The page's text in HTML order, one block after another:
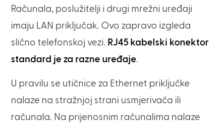
Računala, poslužitelji i drugi mrežni uređaji
imaju LAN priključak. Ovo zapravo izgleda
slično telefonskoj vezi. RJ45 kabelski konektor
standard je za razne uređaje.
U pravilu se utičnice za Ethernet priključke
nalaze na stražnjoj strani usmjerivača ili
računala. Na prijenosnim računalima nalaze